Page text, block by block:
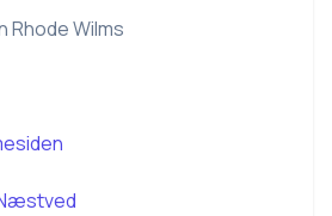
Rhode Wilms